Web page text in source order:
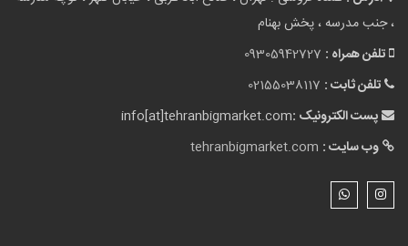
، جنب مدرسه ، پخش بهنام
تلفن همراه : 09305942727
تلفن ثابت : 02155038117
پست الکترونیک :info[at]tehranbigmarket.com
وب سایت : tehranbigmarket.com